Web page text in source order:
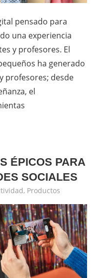
pensado para
una experiencia
y profesores. El
ha generado
profesores; desde
el
ÉPICOS PARA
SOCIALES
Herrera
, Productos